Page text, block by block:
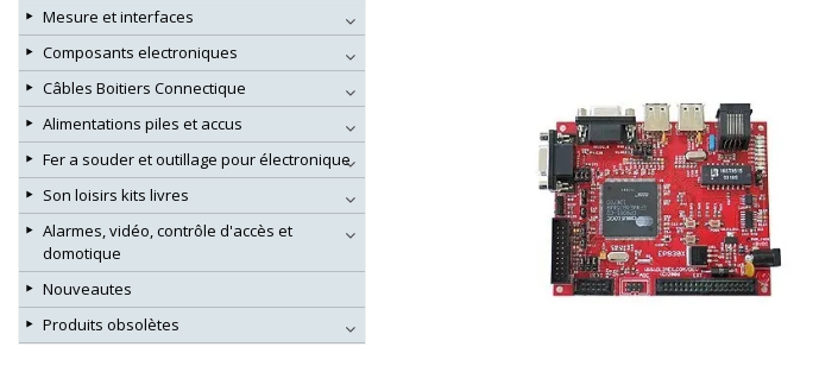
Mesure et interfaces
Composants electroniques
Câbles Boitiers Connectique
Alimentations piles et accus
Fer a souder et outillage pour électronique
Son loisirs kits livres
Alarmes, vidéo, contrôle d'accès et
domotique
Nouveautes
Produits obsolètes